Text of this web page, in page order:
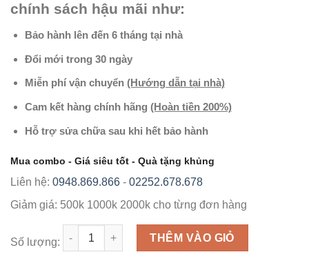
chính sách hậu mãi như:
Bảo hành lên đến 6 tháng tại nhà
Đổi mới trong 30 ngày
Miễn phí vận chuyển (Hướng dẫn tại nhà)
Cam kết hàng chính hãng (Hoàn tiền 200%)
Hỗ trợ sửa chữa sau khi hết bảo hành
Mua combo - Giá siêu tốt - Quà tặng khủng
Liên hệ: 0948.869.866 - 02252.678.678
Giảm giá: 500k 1000k 2000k cho từng đơn hàng
Số lượng:
Số lượng THÊM VÀO GIỎ